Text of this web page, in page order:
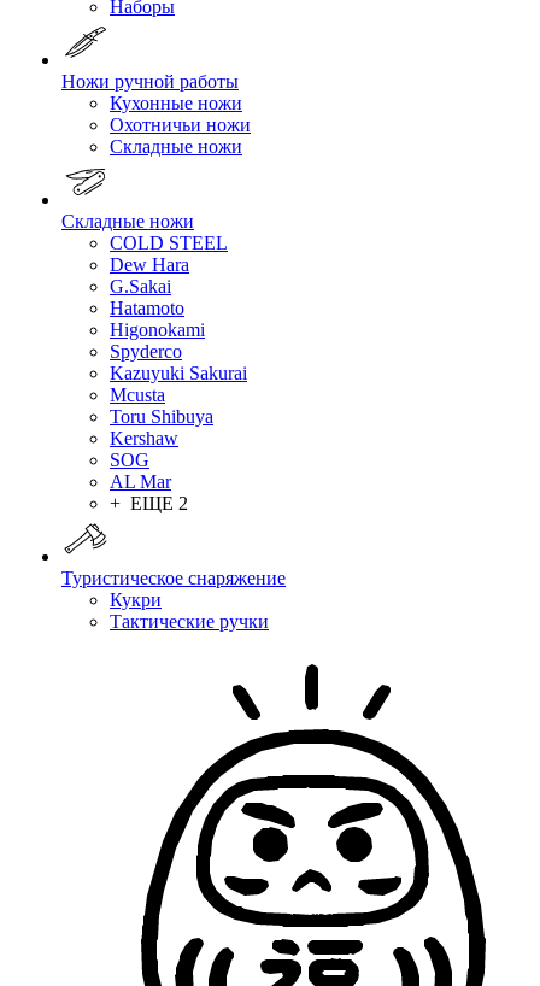
Наборы
Ножи ручной работы
Кухонные ножи
Охотничьи ножи
Складные ножи
Складные ножи
COLD STEEL
Dew Hara
G.Sakai
Hatamoto
Higonokami
Spyderco
Kazuyuki Sakurai
Mcusta
Toru Shibuya
Kershaw
SOG
AL Mar
+ ЕЩЕ 2
Туристическое снаряжение
Кукри
Тактические ручки